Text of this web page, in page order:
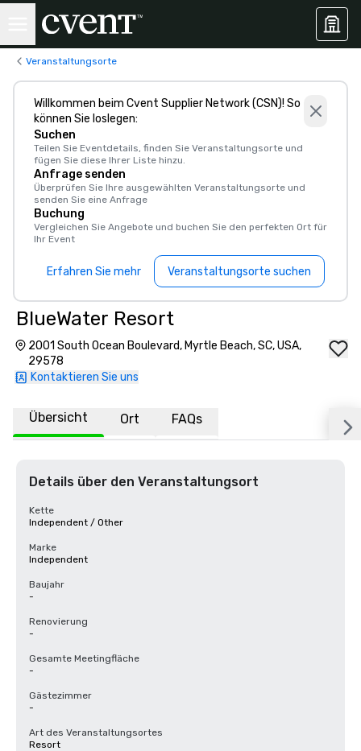
Veranstaltungsorte
Willkommen beim Cvent Supplier Network (CSN)! So
können Sie loslegen:
Suchen
Teilen Sie Eventdetails, finden Sie Veranstaltungsorte und
fügen Sie diese Ihrer Liste hinzu.
Anfrage senden
Überprüfen Sie Ihre ausgewählten Veranstaltungsorte und
senden Sie eine Anfrage
Buchung
Vergleichen Sie Angebote und buchen Sie den perfekten Ort für
Ihr Event
Erfahren Sie mehr Veranstaltungsorte suchen
BlueWater Resort
2001 South Ocean Boulevard, Myrtle Beach, SC, USA,
29578
Kontaktieren Sie uns
Übersicht Ort FAQs
Details über den Veranstaltungsort
Kette
Independent / Other
Marke
Independent
Baujahr
-
Renovierung
-
Gesamte Meetingfläche
-
Gästezimmer
-
Art des Veranstaltungsortes
Resort